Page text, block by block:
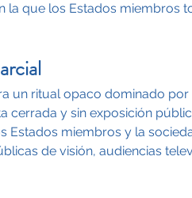
la que los Estados miembros
un ritual opaco dominado
cerrada y sin exposición
Estados miembros y la
de visión, audiencias